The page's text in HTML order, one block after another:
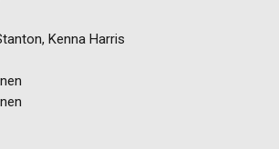
Kenna Harris